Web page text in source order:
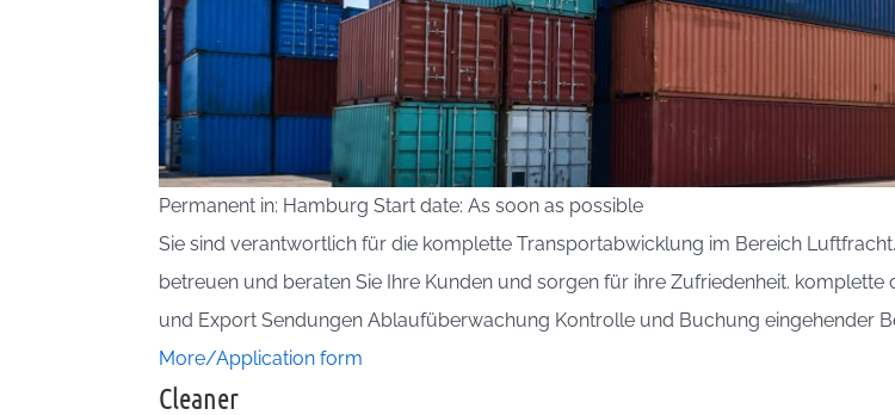
Permanent in: Hamburg Start date: As soon as possible
Sie sind verantwortlich für die komplette Transportabwicklung im Bereich
betreuen und beraten Sie Ihre Kunden und sorgen für ihre Zufriedenheit.
und Export Sendungen Ablaufüberwachung Kontrolle und Buchung eingehender
More/Application form
Cleaner